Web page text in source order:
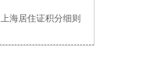
上海居住证积分细则